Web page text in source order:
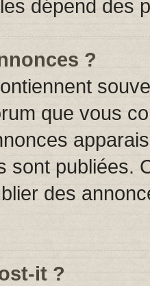
dépend des
?
que vous
sont publiées.
des
it ?